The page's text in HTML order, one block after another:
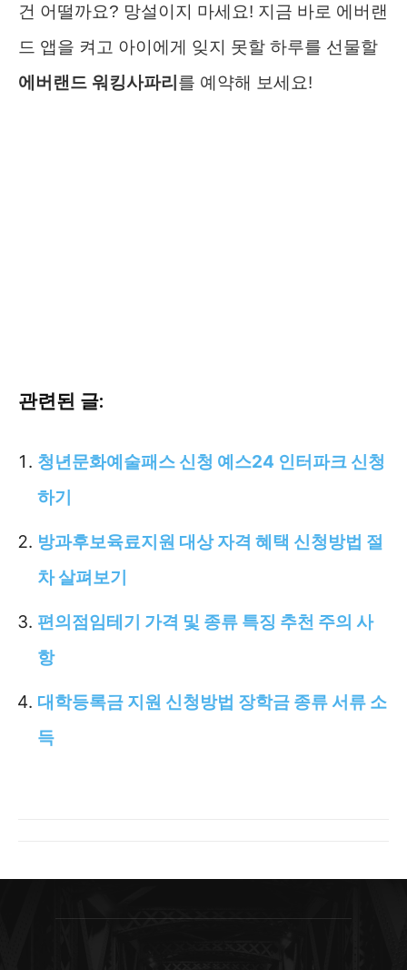
건 어떨까요? 망설이지 마세요! 지금 바로 에버랜
드 앱을 켜고 아이에게 잊지 못할 하루를 선물할
에버랜드 워킹사파리 를 예약해 보세요!
관련된 글:
청년문화예술패스 신청 예스24 인터파크 신청
하기
방과후보육료지원 대상 자격 혜택 신청방법 절
차 살펴보기
편의점임테기 가격 및 종류 특징 추천 주의 사
항
대학등록금 지원 신청방법 장학금 종류 서류 소
득